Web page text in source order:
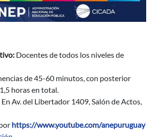
Docentes de todos los niveles de
de 45-60 minutos, con posterior
horas en total.
En Av. del Libertador 1409, Salón de Actos,
https://www.youtube.com/anepuruguay